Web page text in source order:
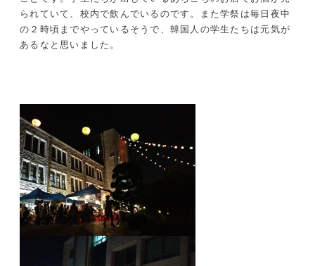
られていて、校内で飲んでいるのです。また学祭は毎日夜中
の２時頃までやっているそうで、韓国人の学生たちは元気が
あるなと思いました。